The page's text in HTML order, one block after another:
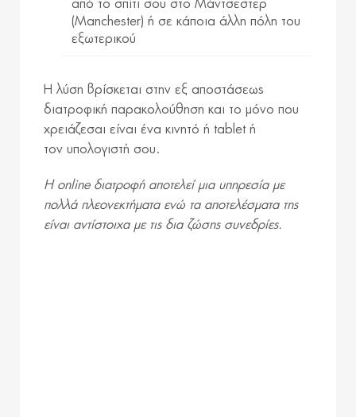
από το σπίτι σου στο Μάντσεστερ
(Manchester) ή σε κάποια άλλη πόλη του
εξωτερικού
Η λύση βρίσκεται στην εξ αποστάσεως
διατροφική παρακολούθηση και το μόνο που
χρειάζεσαι είναι ένα κινητό ή tablet ή
τον υπολογιστή σου.
Η online διατροφή αποτελεί μια υπηρεσία με
πολλά πλεονεκτήματα ενώ τα αποτελέσματα της
είναι αντίστοιχα με τις δια ζώσης συνεδρίες.